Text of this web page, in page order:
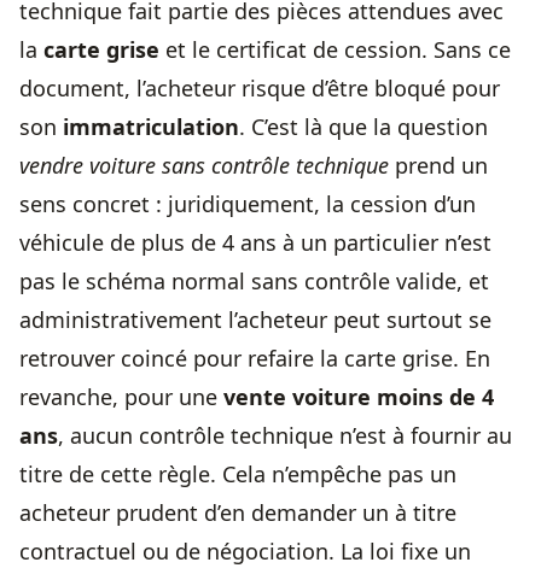
technique fait partie des pièces attendues avec
la carte grise et le certificat de cession. Sans ce
document, l’acheteur risque d’être bloqué pour
son immatriculation. C’est là que la question
vendre voiture sans contrôle technique prend un
sens concret : juridiquement, la cession d’un
véhicule de plus de 4 ans à un particulier n’est
pas le schéma normal sans contrôle valide, et
administrativement l’acheteur peut surtout se
retrouver coincé pour refaire la carte grise. En
revanche, pour une vente voiture moins de 4
ans, aucun contrôle technique n’est à fournir au
titre de cette règle. Cela n’empêche pas un
acheteur prudent d’en demander un à titre
contractuel ou de négociation. La loi fixe un